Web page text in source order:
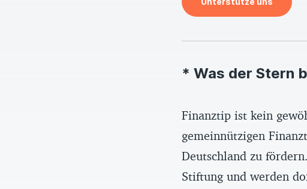
* Was der Stern
Finanztip ist kein
gemeinnützigen
Deutschland zu
Stiftung und werden